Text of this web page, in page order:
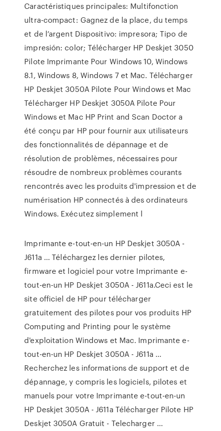
Caractéristiques principales: Multifonction
ultra-compact: Gagnez de la place, du temps
et de l’argent Dispositivo: impresora; Tipo de
impresión: color; Télécharger HP Deskjet 3050
Pilote Imprimante Pour Windows 10, Windows
8.1, Windows 8, Windows 7 et Mac. Télécharger
HP Deskjet 3050A Pilote Pour Windows et Mac
Télécharger HP Deskjet 3050A Pilote Pour
Windows et Mac HP Print and Scan Doctor a
été conçu par HP pour fournir aux utilisateurs
des fonctionnalités de dépannage et de
résolution de problèmes, nécessaires pour
résoudre de nombreux problèmes courants
rencontrés avec les produits d'impression et de
numérisation HP connectés à des ordinateurs
Windows. Exécutez simplement l
Imprimante e-tout-en-un HP Deskjet 3050A -
J611a ... Téléchargez les dernier pilotes,
firmware et logiciel pour votre Imprimante e-
tout-en-un HP Deskjet 3050A - J611a.Ceci est le
site officiel de HP pour télécharger
gratuitement des pilotes pour vos produits HP
Computing and Printing pour le système
d'exploitation Windows et Mac. Imprimante e-
tout-en-un HP Deskjet 3050A - J611a ...
Recherchez les informations de support et de
dépannage, y compris les logiciels, pilotes et
manuels pour votre Imprimante e-tout-en-un
HP Deskjet 3050A - J611a Télécharger Pilote HP
Deskjet 3050A Gratuit - Telecharger ...